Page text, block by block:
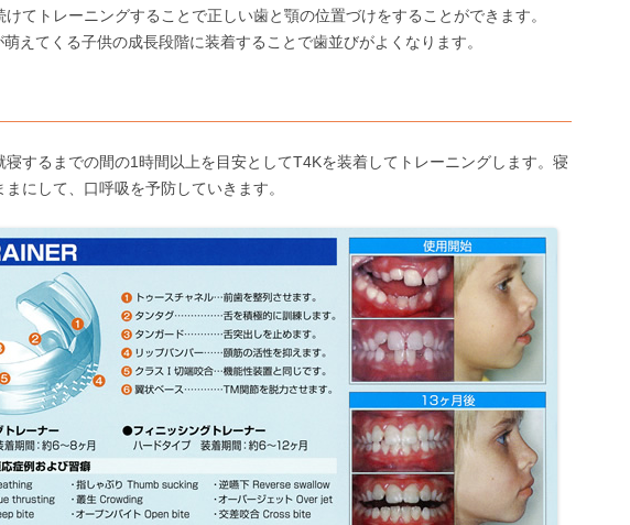
てトレーニングすることで正しい歯と顎の位置づけをすることができます。
えてくる子供の成長段階に装着することで歯並びがよくなります。
寝するまでの間の1時間以上を目安としてT4Kを装着してトレーニングします。寝
まにして、口呼吸を予防していきます。